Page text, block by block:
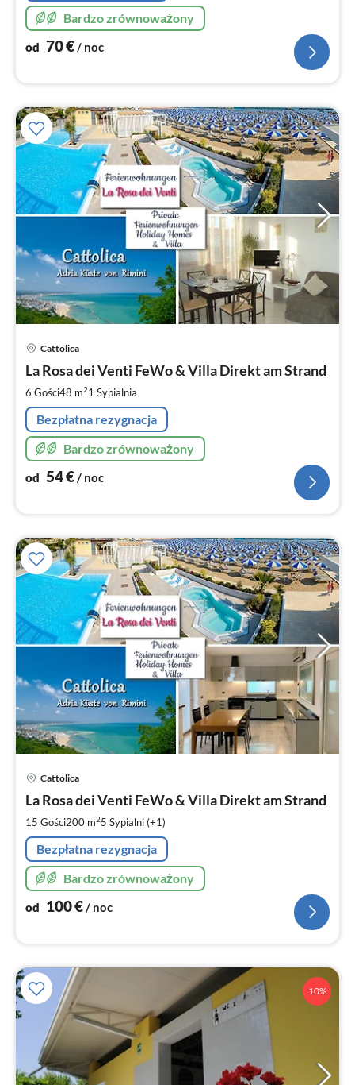
Bardzo zrównoważony
od 70€/ noc
Cattolica
La Rosa dei Venti FeWo & Villa Direkt am Strand
6 Gości48 m21 Sypialnia
Bezpłatna rezygnacja
Bardzo zrównoważony
od 54€/ noc
Cattolica
La Rosa dei Venti FeWo & Villa Direkt am Strand
15 Gości200 m25 Sypialni (+1)
Bezpłatna rezygnacja
Bardzo zrównoważony
od 100€/ noc
10%